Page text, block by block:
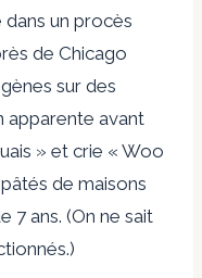
dans un procès
de Chicago
sur des
apparente avant
» et crie « Woo
de maisons
7 ans. (On ne sait